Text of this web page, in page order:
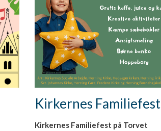
Kirkernes Familiefest
Kirkernes Familiefest på Torvet